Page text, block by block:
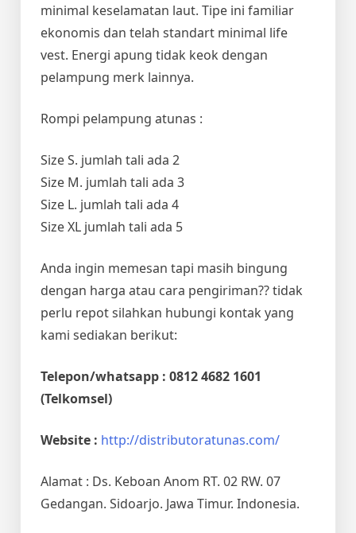
minimal keselamatan laut. Tipe ini familiar
ekonomis dan telah standart minimal life
vest. Energi apung tidak keok dengan
pelampung merk lainnya.
Rompi pelampung atunas :
Size S. jumlah tali ada 2
Size M. jumlah tali ada 3
Size L. jumlah tali ada 4
Size XL jumlah tali ada 5
Anda ingin memesan tapi masih bingung
dengan harga atau cara pengiriman?? tidak
perlu repot silahkan hubungi kontak yang
kami sediakan berikut:
Telepon/whatsapp : 0812 4682 1601
(Telkomsel)
Website : http://distributoratunas.com/
Alamat : Ds. Keboan Anom RT. 02 RW. 07
Gedangan. Sidoarjo. Jawa Timur. Indonesia.